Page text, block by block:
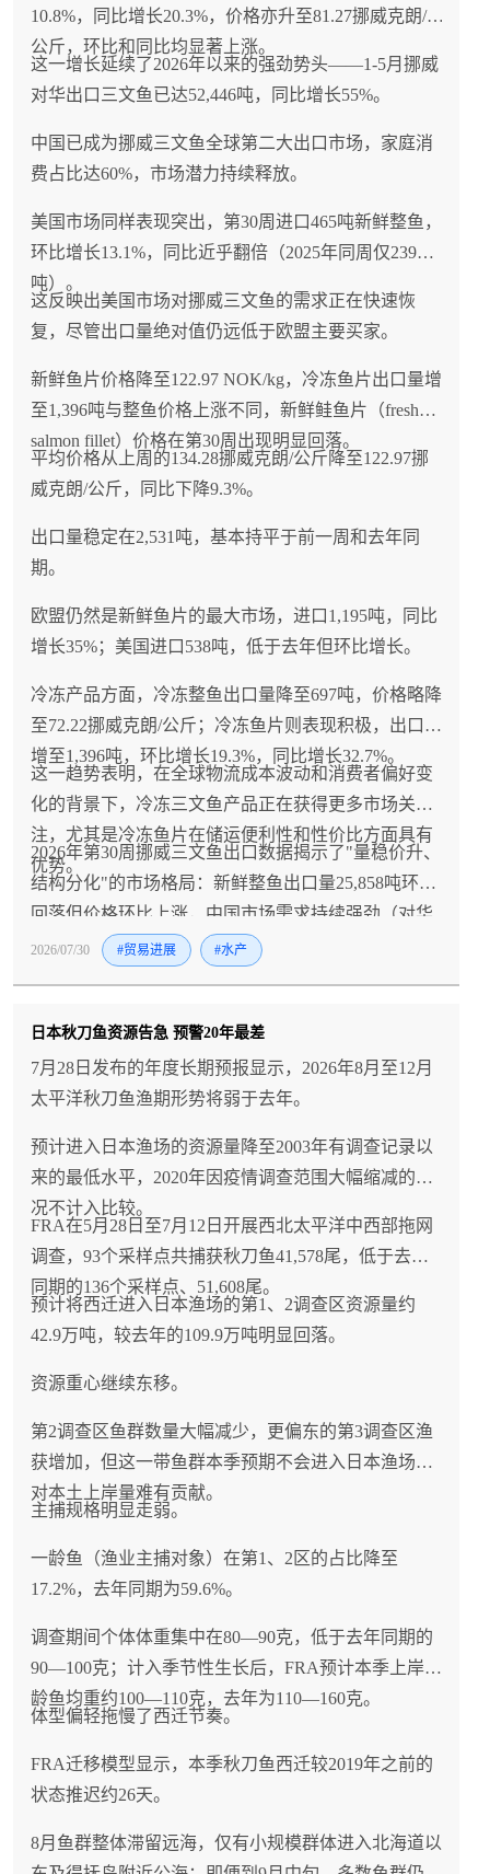
10.8%，同比增长20.3%，价格亦升至81.27挪威克朗/
公斤，环比和同比均显著上涨。
这一增长延续了2026年以来的强劲势头——1-5月挪威
对华出口三文鱼已达52,446吨，同比增长55%。
中国已成为挪威三文鱼全球第二大出口市场，家庭消
费占比达60%，市场潜力持续释放。
美国市场同样表现突出，第30周进口465吨新鲜整鱼，
环比增长13.1%，同比近乎翻倍（2025年同周仅239
吨）。
这反映出美国市场对挪威三文鱼的需求正在快速恢
复，尽管出口量绝对值仍远低于欧盟主要买家。
新鲜鱼片价格降至122.97 NOK/kg，冷冻鱼片出口量增
至1,396吨与整鱼价格上涨不同，新鲜鲑鱼片（fresh
salmon fillet）价格在第30周出现明显回落。
平均价格从上周的134.28挪威克朗/公斤降至122.97挪
威克朗/公斤，同比下降9.3%。
出口量稳定在2,531吨，基本持平于前一周和去年同
期。
欧盟仍然是新鲜鱼片的最大市场，进口1,195吨，同比
增长35%；美国进口538吨，低于去年但环比增长。
冷冻产品方面，冷冻整鱼出口量降至697吨，价格略降
至72.22挪威克朗/公斤；冷冻鱼片则表现积极，出口量
增至1,396吨，环比增长19.3%，同比增长32.7%。
这一趋势表明，在全球物流成本波动和消费者偏好变
化的背景下，冷冻三文鱼产品正在获得更多市场关
注，尤其是冷冻鱼片在储运便利性和性价比方面具有
优势。
2026年第30周挪威三文鱼出口数据揭示了"量稳价升、
结构分化"的市场格局：新鲜整鱼出口量25,858吨环比
回落但价格环比上涨，中国市场需求持续强劲（对华
出口2,876吨，同比增长20.3%，价格81.27 NOK/kg显
（同比-9.3%），冷冻鱼片出口量同比大增32.7%——
这些数据共同勾勒出挪威三文鱼产业正在进行的战略
调整：从"欧洲依赖"向"全球多元化"转型，从"整鱼为
场正在成为增长的核心引擎（2026年1-5月对华出口量
+55%，家庭消费占比60%）；对中国进口商而言，短
期应把握价格相对稳定的窗口期锁定量价，长期则需
关注挪威三文鱼产品结构向冷冻鱼片倾斜的趋势，以
及挪威海产局加大中国市场投入带来的渠道和品牌机
遇，而挪威三文鱼产业在全球供应持续增长（H1出口
量+8%）与价格承压（YTD价格-4.6%）的矛盾中，能
否通过中国市场的高增长和产品结构优化实现"量价齐
2026/07/30 #贸易进展 #水产
日本秋刀鱼资源告急 预警20年最差
7月28日发布的年度长期预报显示，2026年8月至12月
太平洋秋刀鱼渔期形势将弱于去年。
预计进入日本渔场的资源量降至2003年有调查记录以
来的最低水平，2020年因疫情调查范围大幅缩减的情
况不计入比较。
FRA在5月28日至7月12日开展西北太平洋中西部拖网
调查，93个采样点共捕获秋刀鱼41,578尾，低于去年
同期的136个采样点、51,608尾。
预计将西迁进入日本渔场的第1、2调查区资源量约
42.9万吨，较去年的109.9万吨明显回落。
资源重心继续东移。
第2调查区鱼群数量大幅减少，更偏东的第3调查区渔
获增加，但这一带鱼群本季预期不会进入日本渔场，
对本土上岸量难有贡献。
主捕规格明显走弱。
一龄鱼（渔业主捕对象）在第1、2区的占比降至
17.2%，去年同期为59.6%。
调查期间个体体重集中在80—90克，低于去年同期的
90—100克；计入季节性生长后，FRA预计本季上岸一
龄鱼均重约100—110克，去年为110—160克。
体型偏轻拖慢了西迁节奏。
FRA迁移模型显示，本季秋刀鱼西迁较2019年之前的
状态推迟约26天。
8月鱼群整体滞留远海，仅有小规模群体进入北海道以